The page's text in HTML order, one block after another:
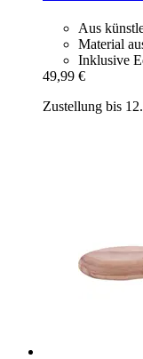
Aus
Material
Inklusive
49,99 €
Zustellung bis